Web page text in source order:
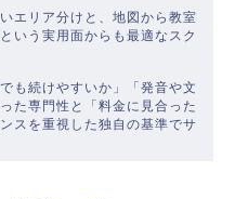
エリア分けと、地図から教室
いう実用面からも最適なスク
も続けやすいか」「発音や文
た専門性と「料金に見合った
スを重視した独自の基準でサ